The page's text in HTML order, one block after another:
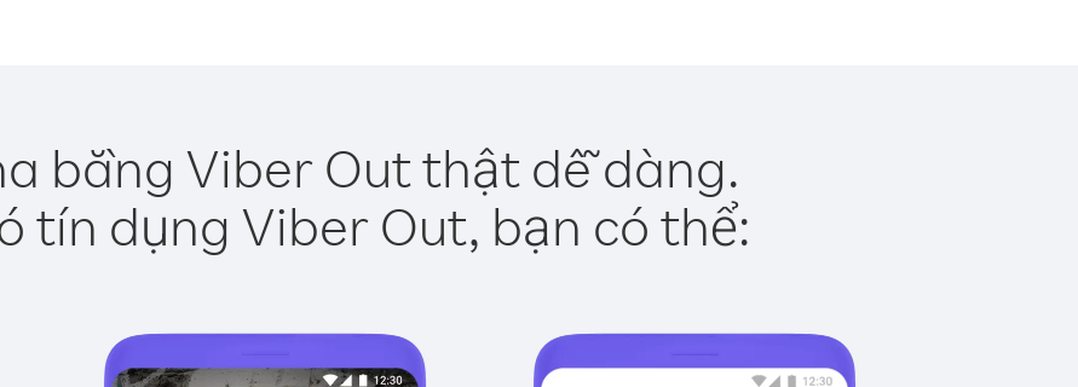
bằng Viber Out thật dễ dàng.
tín dụng Viber Out, bạn có thể: